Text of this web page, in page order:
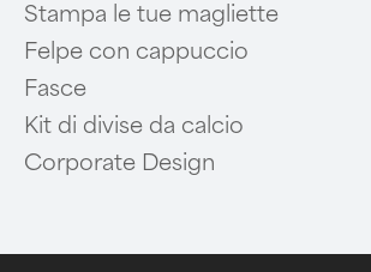
Stampa le tue magliette
Felpe con cappuccio
Fasce
Kit di divise da calcio
Corporate Design